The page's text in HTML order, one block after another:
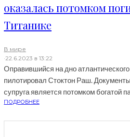
оказалась потомком
Титанике
В мире
·22.6.2023 в 13:22
Оправившийся на дно
пилотировал Стоктон Раш.
супруга является потомком богатой
ПОДРОБНЕЕ